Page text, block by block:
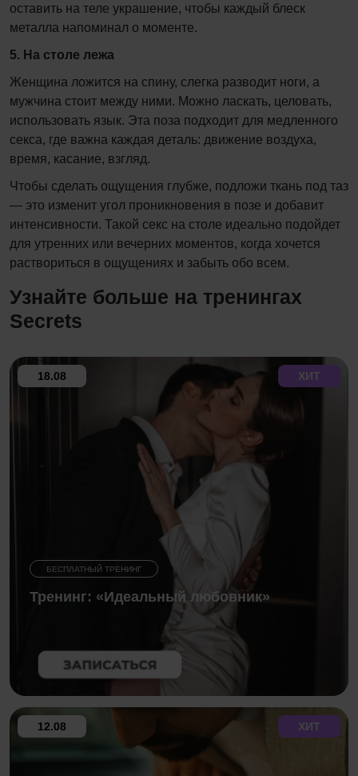
оставить на теле украшение, чтобы каждый блеск
металла напоминал о моменте.
5. На столе лежа
Женщина ложится на спину, слегка разводит ноги, а
мужчина стоит между ними. Можно ласкать, целовать,
использовать язык. Эта поза подходит для медленного
секса, где важна каждая деталь: движение воздуха,
время, касание, взгляд.
Чтобы сделать ощущения глубже, подложи ткань под таз
— это изменит угол проникновения в позе и добавит
интенсивности. Такой секс на столе идеально подойдет
для утренних или вечерних моментов, когда хочется
раствориться в ощущениях и забыть обо всем.
Узнайте больше на тренингах
Secrets
БЕСПЛАТНЫЙ ТРЕНИНГ
Тренинг: «Идеальный любовник»
ХИТ
18.08
ХИТ
12.08